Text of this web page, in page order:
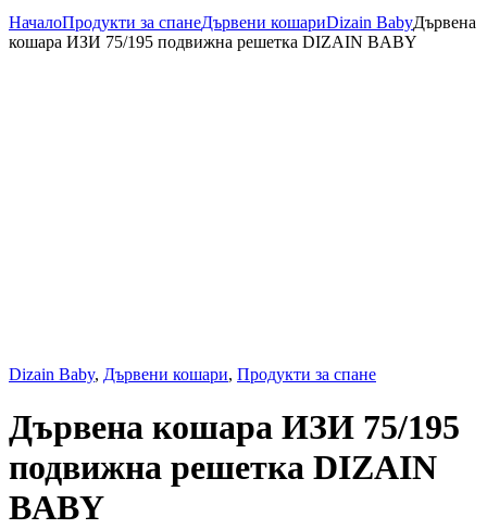
НачалоПродукти за спанеДървени кошариDizain BabyДървена
кошара ИЗИ 75/195 подвижна решетка DIZAIN BABY
Dizain Baby, Дървени кошари, Продукти за спане
Дървена кошара ИЗИ 75/195
подвижна решетка DIZAIN
BABY